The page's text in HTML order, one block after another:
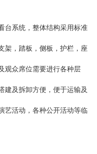
台系统，整体结构采用标准
架，踏板，侧板，护栏，座
观众席位需要进行各种层
建及拆卸方便，便于运输及
艺活动，各种公开活动等临